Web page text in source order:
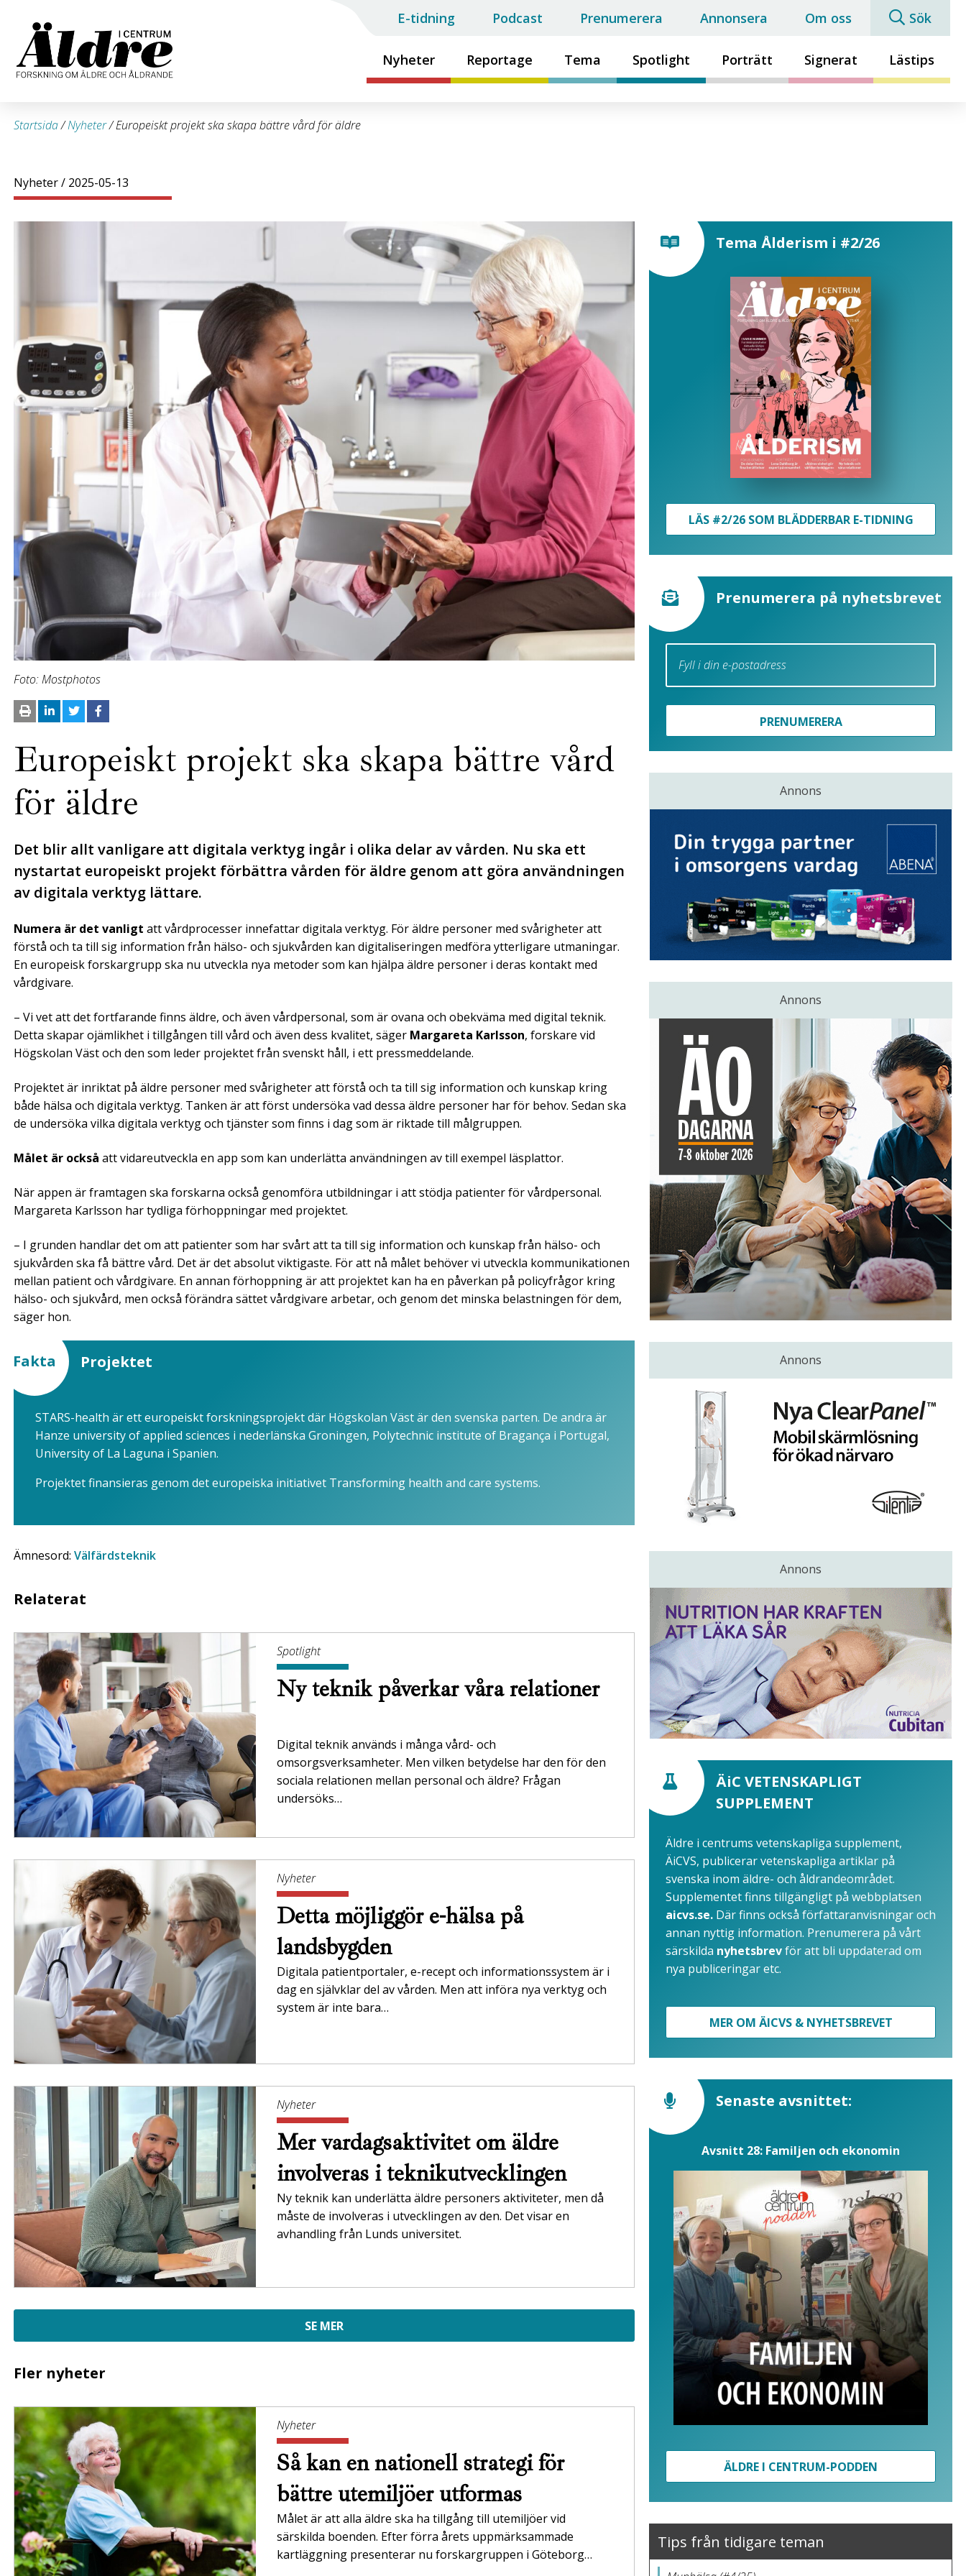
Nyheter Reportage Tema Spotlight Porträtt Signerat Lästips
E-tidning Podcast Prenumerera Annonsera Om oss Sök
Startsida/Nyheter/Europeiskt projekt ska skapa bättre vård för äldre
Nyheter/ 2025-05-13
Foto: Mostphotos
Europeiskt projekt ska skapa bättre vård
för äldre
Det blir allt vanligare att digitala verktyg ingår i olika delar av vården. Nu ska ett
nystartat europeiskt projekt förbättra vården för äldre genom att göra användningen
av digitala verktyg lättare.
Numera är det vanligt att vårdprocesser innefattar digitala verktyg. För äldre personer med svårigheter att
förstå och ta till sig information från hälso- och sjukvården kan digitaliseringen medföra ytterligare utmaningar.
En europeisk forskargrupp ska nu utveckla nya metoder som kan hjälpa äldre personer i deras kontakt med
vårdgivare.
– Vi vet att det fortfarande finns äldre, och även vårdpersonal, som är ovana och obekväma med digital teknik.
Detta skapar ojämlikhet i tillgången till vård och även dess kvalitet, säger Margareta Karlsson, forskare vid
Högskolan Väst och den som leder projektet från svenskt håll, i ett pressmeddelande.
Projektet är inriktat på äldre personer med svårigheter att förstå och ta till sig information och kunskap kring
både hälsa och digitala verktyg. Tanken är att först undersöka vad dessa äldre personer har för behov. Sedan ska
de undersöka vilka digitala verktyg och tjänster som finns i dag som är riktade till målgruppen.
Målet är också att vidareutveckla en app som kan underlätta användningen av till exempel läsplattor.
När appen är framtagen ska forskarna också genomföra utbildningar i att stödja patienter för vårdpersonal.
Margareta Karlsson har tydliga förhoppningar med projektet.
– I grunden handlar det om att patienter som har svårt att ta till sig information och kunskap från hälso- och
sjukvården ska få bättre vård. Det är det absolut viktigaste. För att nå målet behöver vi utveckla kommunikationen
mellan patient och vårdgivare. En annan förhoppning är att projektet kan ha en påverkan på policyfrågor kring
hälso- och sjukvård, men också förändra sättet vårdgivare arbetar, och genom det minska belastningen för dem,
säger hon.
Fakta Projektet
STARS-health är ett europeiskt forskningsprojekt där Högskolan Väst är den svenska parten. De andra är
Hanze university of applied sciences i nederlänska Groningen, Polytechnic institute of Bragança i Portugal,
University of La Laguna i Spanien.
Projektet finansieras genom det europeiska initiativet Transforming health and care systems.
Ämnesord: Välfärdsteknik
Relaterat
Spotlight
Ny teknik påverkar våra relationer
Digital teknik används i många vård- och
omsorgsverksamheter. Men vilken betydelse har den för den
sociala relationen mellan personal och äldre? Frågan
undersöks…
Nyheter
Detta möjliggör e-hälsa på
landsbygden
Digitala patientportaler, e-recept och informationssystem är i
dag en självklar del av vården. Men att införa nya verktyg och
system är inte bara…
Nyheter
Mer vardagsaktivitet om äldre
involveras i teknikutvecklingen
Ny teknik kan underlätta äldre personers aktiviteter, men då
måste de involveras i utvecklingen av den. Det visar en
avhandling från Lunds universitet.
SE MER
Fler nyheter
Nyheter
Så kan en nationell strategi för
bättre utemiljöer utformas
Målet är att alla äldre ska ha tillgång till utemiljöer vid
särskilda boenden. Efter förra årets uppmärksammade
kartläggning presenterar nu forskargruppen i Göteborg…
Tema Ålderism i #2/26
LÄS #2/26 SOM BLÄDDERBAR E-TIDNING
Prenumerera på nyhetsbrevet
PRENUMERERA
Annons
Annons
Annons
Annons
ÄiC VETENSKAPLIGT
SUPPLEMENT
Äldre i centrums vetenskapliga supplement,
ÄiCVS, publicerar vetenskapliga artiklar på
svenska inom äldre- och åldrandeområdet.
Supplementet finns tillgängligt på webbplatsen
aicvs.se. Där finns också författaranvisningar och
annan nyttig information. Prenumerera på vårt
särskilda nyhetsbrevför att bli uppdaterad om
nya publiceringar etc.
MER OM ÄICVS & NYHETSBREVET
Senaste avsnittet:
Avsnitt 28: Familjen och ekonomin
ÄLDRE I CENTRUM-PODDEN
Tips från tidigare teman